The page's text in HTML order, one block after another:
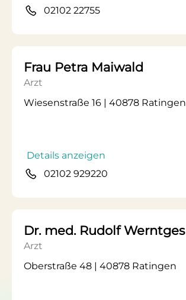
02102 22755
Frau Petra Maiwald
Arzt
Wiesenstraße 16 | 40878 Ratingen
Details anzeigen
02102 929220
Dr. med. Rudolf Werntges
Arzt
Oberstraße 48 | 40878 Ratingen